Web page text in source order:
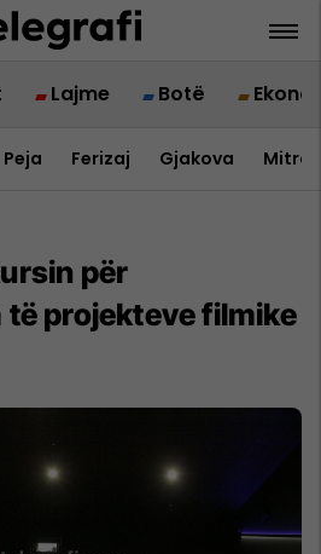
Lajme Botë
Peja Ferizaj Gjakova
për
projekteve filmike